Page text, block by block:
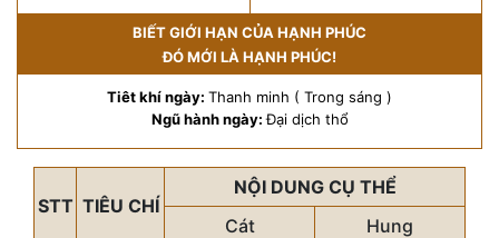
BIẾT GIỚI HẠN CỦA HẠNH PHÚC
ĐÓ MỚI LÀ HẠNH PHÚC!
Tiêt khí ngày: Thanh minh ( Trong sáng )
Ngũ hành ngày:Đại dịch thổ
STT TIÊU CHÍ
NỘI DUNG CỤ THỂ
Cát
Hung